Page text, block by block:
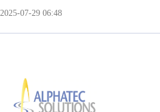
2025-07-29 06:48